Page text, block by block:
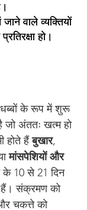
वाले व्यक्तियों
हो।
के रूप में शुरू
अंततः खत्म हो
होते हैंबुखार,
मांसपेशियों और
10 से 21 दिन
हैं। संक्रमण को
चकत्ते को